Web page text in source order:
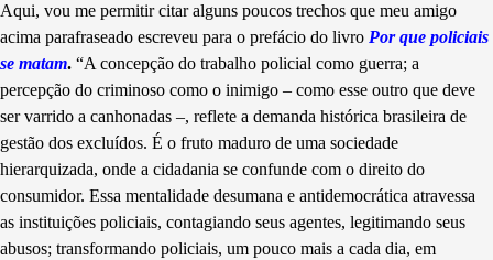
Aqui, vou me permitir citar alguns poucos trechos que meu amigo
acima parafraseado escreveu para o prefácio do livro Por que policiais
se matam. “A concepção do trabalho policial como guerra; a
percepção do criminoso como o inimigo – como esse outro que deve
ser varrido a canhonadas –, reflete a demanda histórica brasileira de
gestão dos excluídos. É o fruto maduro de uma sociedade
hierarquizada, onde a cidadania se confunde com o direito do
consumidor. Essa mentalidade desumana e antidemocrática atravessa
as instituições policiais, contagiando seus agentes, legitimando seus
abusos; transformando policiais, um pouco mais a cada dia, em